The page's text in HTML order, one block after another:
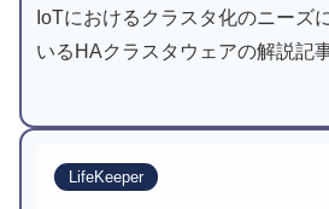
IoTにおけるクラスタ化のニーズ
いるHAクラスタウェアの解説記
LifeKeeper